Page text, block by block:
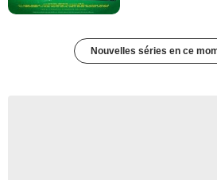
Nouvelles séries en ce